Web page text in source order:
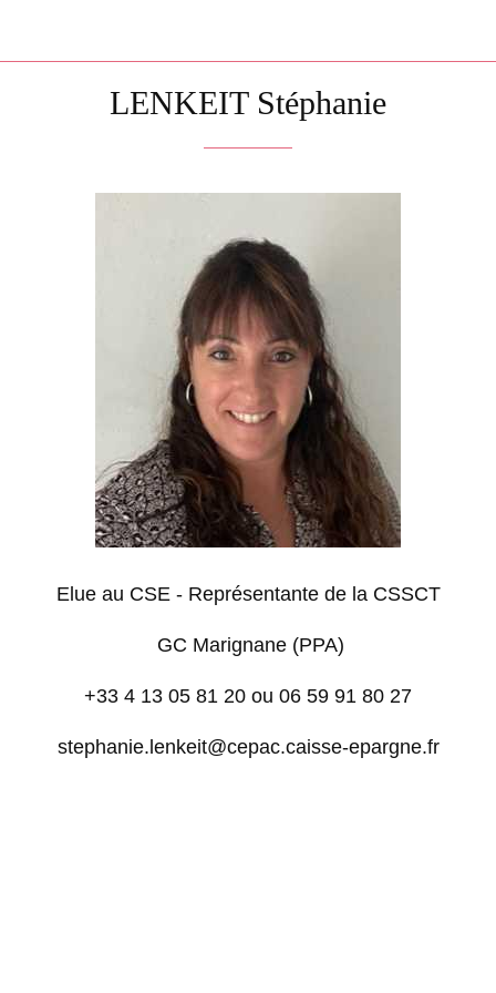
LENKEIT Stéphanie
Elue au CSE - Représentante de la CSSCT
GC Marignane (PPA)
+33 4 13 05 81 20 ou 06 59 91 80 27
stephanie.lenkeit@cepac.caisse-epargne.fr